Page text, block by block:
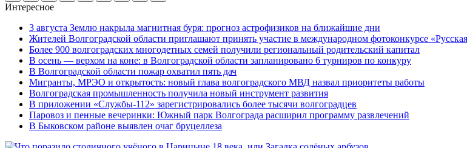
Интересное
3 августа Землю накрыла магнитная буря: прогноз астрофизиков на ближайшие дни
Жителей Волгоградской области приглашают принять участие в международном фотоконкурсе
Более 900 волгоградских многодетных семей получили региональный родительский капитал
В осень — верхом на коне: в Волгоградской области запланировано 6 турниров по конкуру
В Волгоградской области пожар охватил пять дач
Мигранты, МРЭО и открытость: новый глава волгоградского МВД назвал приоритеты работы
Волгоградская промышленность получила новый инструмент развития
В приложении «Службы-112» зарегистрировались более тысячи волгоградцев
Паровоз и пенные вечеринки: Южный парк Волгограда расширил программу развлечений
В Быковском районе выявлен очаг бруцеллеза